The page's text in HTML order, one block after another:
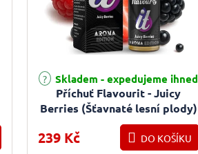
Příchuť Flavourit - Juicy
Berries (Šťavnaté lesní plody)
10ml
Skladem - expedujeme ihned
239 Kč DO KOŠÍKU